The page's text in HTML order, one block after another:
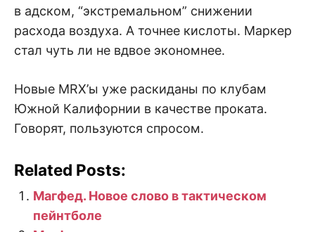
в адском, “экстремальном” снижении
расхода воздуха. А точнее кислоты. Маркер
стал чуть ли не вдвое экономнее.
Новые MRX’ы уже раскиданы по клубам
Южной Калифорнии в качестве проката.
Говорят, пользуются спросом.
Related Posts:
Магфед. Новое слово в тактическом
пейнтболе